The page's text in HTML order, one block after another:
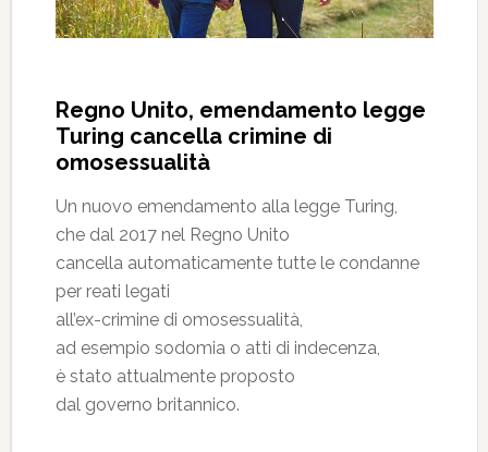
Regno Unito, emendamento legge
Turing cancella crimine di
omosessualità
Un nuovo emendamento alla legge Turing,
che dal 2017 nel Regno Unito
cancella automaticamente tutte le condanne
per reati legati
all’ex-crimine di omosessualità,
ad esempio sodomia o atti di indecenza,
è stato attualmente proposto
dal governo britannico.